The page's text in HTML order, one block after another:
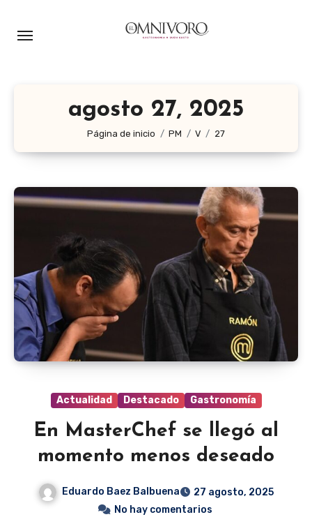
agosto 27, 2025
Página de inicio PM V 27
Actualidad Destacado Gastronomía
En MasterChef se llegó al
momento menos deseado
Eduardo Baez Balbuena
27 agosto, 2025
No hay comentarios